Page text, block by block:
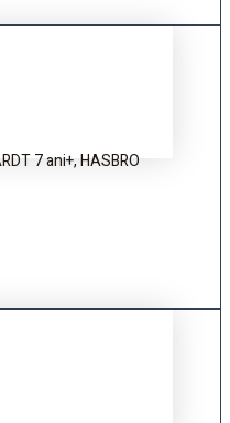
7 ani+, HASBRO